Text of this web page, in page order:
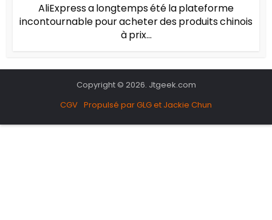
AliExpress a longtemps été la plateforme
incontournable pour acheter des produits chinois
à prix...
Copyright © 2026. Jtgeek.com
CGV Propulsé par GLG et Jackie Chun